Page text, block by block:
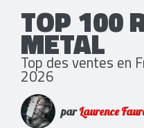
TOP 100
METAL
Top des ventes en
2026
parLaurence